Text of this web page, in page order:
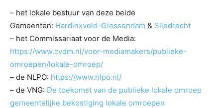
– het lokale bestuur van deze beide
Gemeenten: Hardinxveld-Giessendam & Sliedrecht
– het Commissariaat voor de Media:
https://www.cvdm.nl/voor-mediamakers/publieke-
omroepen/lokale-omroep/
– de NLPO: https://www.nlpo.nl/
– de VNG: De toekomst van de publieke lokale omroep
gemeentelijke bekostiging lokale omroepen